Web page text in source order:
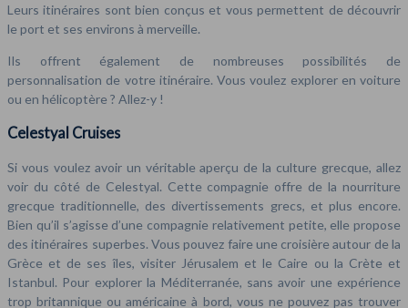
Leurs itinéraires sont bien conçus et vous permettent de découvrir
le port et ses environs à merveille.
Ils offrent également de nombreuses possibilités de
personnalisation de votre itinéraire. Vous voulez explorer en voiture
ou en hélicoptère ? Allez-y !
Celestyal Cruises
Si vous voulez avoir un véritable aperçu de la culture grecque, allez
voir du côté de Celestyal. Cette compagnie offre de la nourriture
grecque traditionnelle, des divertissements grecs, et plus encore.
Bien qu’il s’agisse d’une compagnie relativement petite, elle propose
des itinéraires superbes. Vous pouvez faire une croisière autour de la
Grèce et de ses îles, visiter Jérusalem et le Caire ou la Crète et
Istanbul. Pour explorer la Méditerranée, sans avoir une expérience
trop britannique ou américaine à bord, vous ne pouvez pas trouver